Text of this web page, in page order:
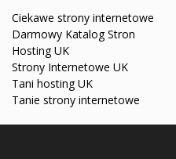
Ciekawe strony internetowe
Darmowy Katalog Stron
Hosting UK
Strony Internetowe UK
Tani hosting UK
Tanie strony internetowe